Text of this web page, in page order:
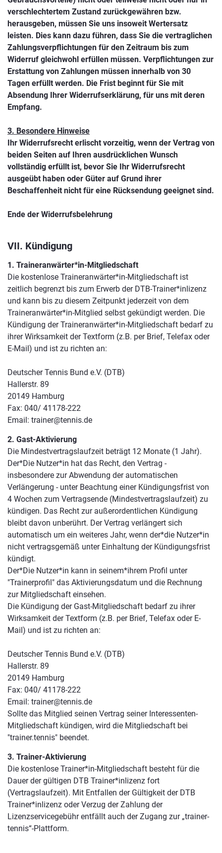
verschlechtertem Zustand zurückgewähren bzw.
herausgeben, müssen Sie uns insoweit Wertersatz
leisten. Dies kann dazu führen, dass Sie die vertraglichen
Zahlungsverpflichtungen für den Zeitraum bis zum
Widerruf gleichwohl erfüllen müssen. Verpflichtungen zur
Erstattung von Zahlungen müssen innerhalb von 30
Tagen erfüllt werden. Die Frist beginnt für Sie mit
Absendung Ihrer Widerrufserklärung, für uns mit deren
Empfang.
3. Besondere Hinweise
Ihr Widerrufsrecht erlischt vorzeitig, wenn der Vertrag von
beiden Seiten auf Ihren ausdrücklichen Wunsch
vollständig erfüllt ist, bevor Sie Ihr Widerrufsrecht
ausgeübt haben oder Güter auf Grund ihrer
Beschaffenheit nicht für eine Rücksendung geeignet sind.
Ende der Widerrufsbelehrung
VII. Kündigung
1. Traineranwärter*in-Mitgliedschaft
Die kostenlose Traineranwärter*in-Mitgliedschaft ist
zeitlich begrenzt bis zum Erwerb der DTB-Trainer*inlizenz
und kann bis zu diesem Zeitpunkt jederzeit von dem
Traineranwärter*in-Mitglied selbst gekündigt werden. Die
Kündigung der Traineranwärter*in-Mitgliedschaft bedarf zu
ihrer Wirksamkeit der Textform (z.B. per Brief, Telefax oder
E-Mail) und ist zu richten an:
Deutscher Tennis Bund e.V. (DTB)
Hallerstr. 89
20149 Hamburg
Fax: 040/ 41178-222
Email: trainer@tennis.de
2. Gast-Aktivierung
Die Mindestvertragslaufzeit beträgt 12 Monate (1 Jahr).
Der*Die Nutzer*in hat das Recht, den Vertrag -
insbesondere zur Abwendung der automatischen
Verlängerung - unter Beachtung einer Kündigungsfrist von
4 Wochen zum Vertragsende (Mindestvertragslaufzeit) zu
kündigen. Das Recht zur außerordentlichen Kündigung
bleibt davon unberührt. Der Vertrag verlängert sich
automatisch um ein weiteres Jahr, wenn der*die Nutzer*in
nicht vertragsgemäß unter Einhaltung der Kündigungsfrist
kündigt.
Der*Die Nutzer*in kann in seinem*ihrem Profil unter
"Trainerprofil" das Aktivierungsdatum und die Rechnung
zur Mitgliedschaft einsehen.
Die Kündigung der Gast-Mitgliedschaft bedarf zu ihrer
Wirksamkeit der Textform (z.B. per Brief, Telefax oder E-
Mail) und ist zu richten an:
Deutscher Tennis Bund e.V. (DTB)
Hallerstr. 89
20149 Hamburg
Fax: 040/ 41178-222
Email: trainer@tennis.de
Sollte das Mitglied seinen Vertrag seiner Interessenten-
Mitgliedschaft kündigen, wird die Mitgliedschaft bei
"trainer.tennis" beendet.
3. Trainer-Aktivierung
Die kostenlose Trainer*in-Mitgliedschaft besteht für die
Dauer der gültigen DTB Trainer*inlizenz fort
(Vertragslaufzeit). Mit Entfallen der Gültigkeit der DTB
Trainer*inlizenz oder Verzug der Zahlung der
Lizenzservicegebühr entfällt auch der Zugang zur „trainer-
tennis“-Plattform.